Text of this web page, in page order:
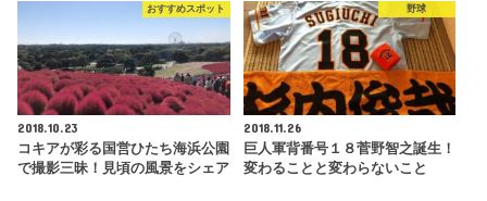
おすすめスポット
2018.10.23
コキアが彩る国営ひたち海浜公園
で撮影三昧！見頃の風景をシェア
野球
2018.11.26
巨人軍背番号１８菅野智之誕生！
変わることと変わらないこと